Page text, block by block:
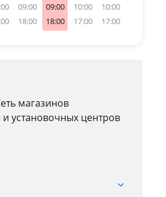
09:00
18:00
09:00
18:00
10:00
17:00
10:00
17:00
магазинов
и установочных центров
4